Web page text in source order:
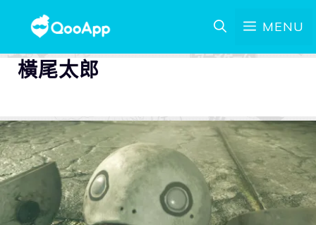
MENU
橫尾太郎